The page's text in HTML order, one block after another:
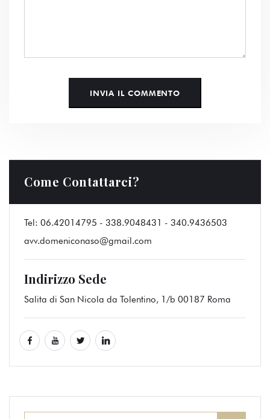
Come Contattarci?
Tel: 06.42014795 - 338.9048431 - 340.9436503
avv.domeniconaso@gmail.com
Indirizzo Sede
Salita di San Nicola da Tolentino, 1/b 00187 Roma